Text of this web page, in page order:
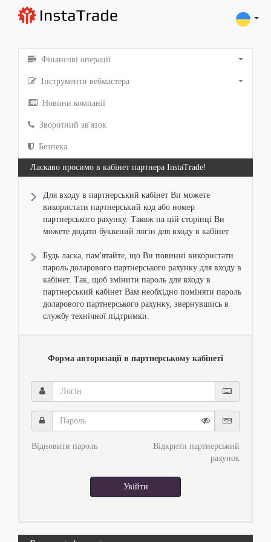
Фінансові операції
Інструменти вебмастера
Новини компанії
Зворотний зв'язок
Безпека
Ласкаво просимо в кабінет партнера InstaTrade!
Для входу в партнерський кабінет Ви можете
використати партнерський код або номер
партнерського рахунку. Також на цій сторінці Ви
можете додати буквений логін для входу в кабінет
Будь ласка, пам'ятайте, що Ви повинні використати
пароль доларового партнерського рахунку для входу в
кабінет. Так, щоб змінити пароль для входу в
партнерський кабінет Вам необхідно поміняти пароль
доларового партнерського рахунку, звернувшись в
службу технічної підтримки.
Форма авторизації в партнерському кабінеті
Логін
Пароль
Відновити пароль
Відкрити партнерський
рахунок
Увійти